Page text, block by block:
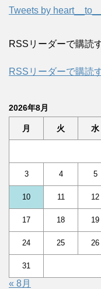
Tweets by
RSSリーダーで購読
RSSリーダーで購読
2026年8月
月 火 水
3 4 5
10 11 12
17 18 19
24 25 26
31
« 8月